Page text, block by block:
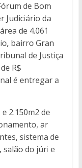
de Bom
Judiciário da
de 4.061
bairro Gran
de Justiça
R$
é entregar a
2.150m2 de
ar
sistema de
salão do júri e